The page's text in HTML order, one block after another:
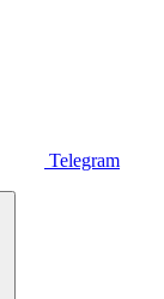
Telegram